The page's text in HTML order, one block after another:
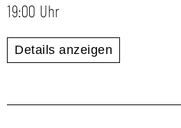
19:00 Uhr
Details anzeigen